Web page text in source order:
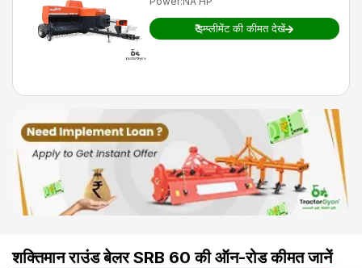
₹इम्प्लीमेंट की कीमत देखें
शक्तिमान राउंड बेलर SRB 60 की ऑन-रोड कीमत जानें